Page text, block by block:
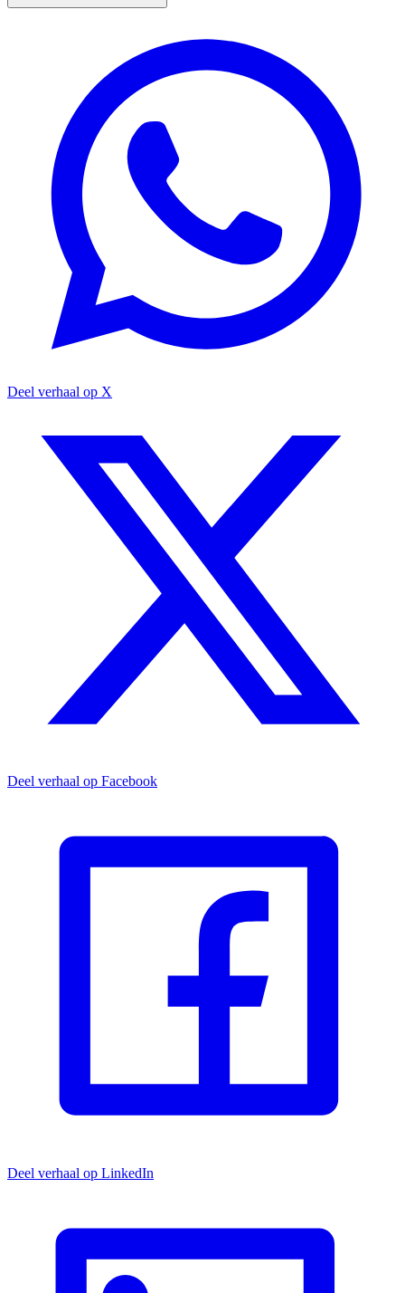
Deel verhaal op X
Deel verhaal op Facebook
Deel verhaal op LinkedIn